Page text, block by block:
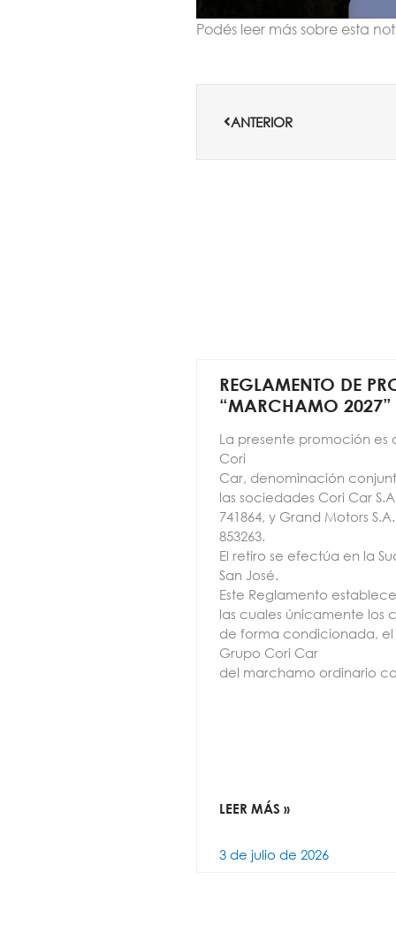
Podés leer más sobre esta
ANTERIOR
REGLAMENTO DE
“MARCHAMO 2027”
La presente promoción es
Cori
Car, denominación
las sociedades Cori Car
741864, y Grand Motors
853263.
El retiro se efectúa en la
San José.
Este Reglamento
las cuales únicamente los
de forma condicionada,
Grupo Cori Car
del marchamo ordinario
LEER MÁS »
3 de julio de 2026